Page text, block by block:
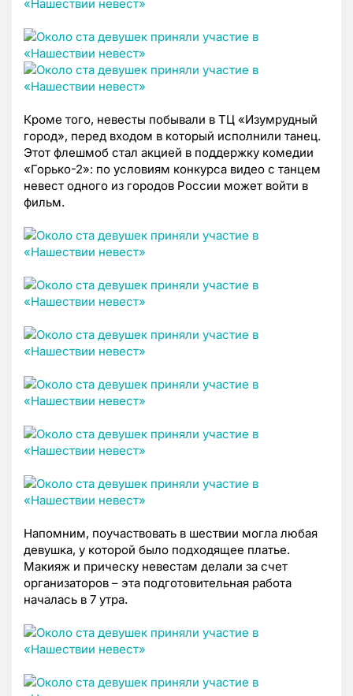
Кроме того, невесты побывали в ТЦ «Изумрудный
город», перед входом в который исполнили танец.
Этот флешмоб стал акцией в поддержку комедии
«Горько-2»: по условиям конкурса видео с танцем
невест одного из городов России может войти в
фильм.
Напомним, поучаствовать в шествии могла любая
девушка, у которой было подходящее платье.
Макияж и прическу невестам делали за счет
организаторов – эта подготовительная работа
началась в 7 утра.